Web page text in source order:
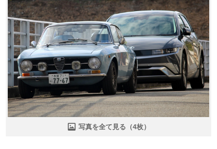
写真を全て見る（4枚）